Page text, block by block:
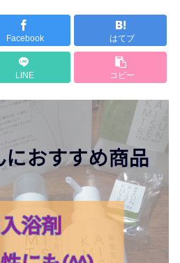
Facebook はてブ
LINE コピー